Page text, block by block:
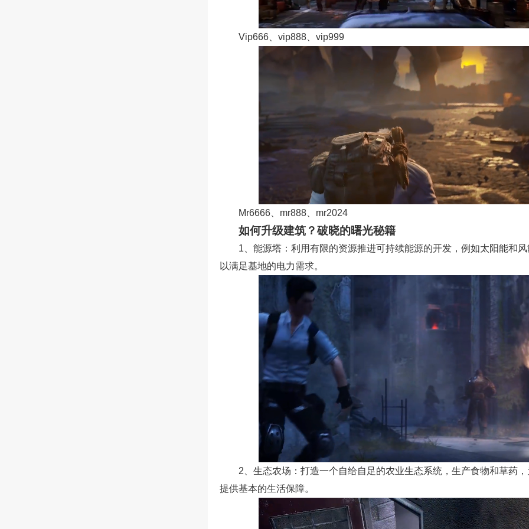
Vip666、vip888、vip999
Mr6666、mr888、mr2024
如何升级建筑？破晓的曙光秘籍
1、能源塔：利用有限的资源推进可持续能源的开发，例如太阳能和
以满足基地的电力需求。
2、生态农场：打造一个自给自足的农业生态系统，生产食物和草药
提供基本的生活保障。